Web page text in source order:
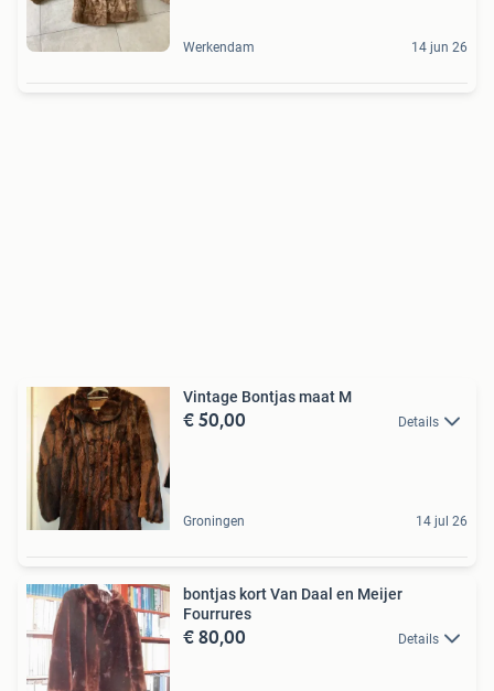
Werkendam 14 jun 26
Vintage Bontjas maat M
€ 50,00 Details
Groningen 14 jul 26
bontjas kort Van Daal en Meijer
Fourrures
€ 80,00 Details